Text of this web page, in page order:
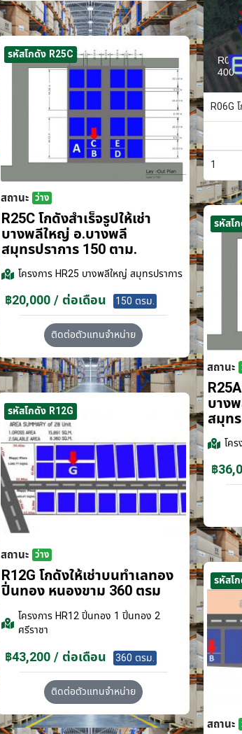
400
R06G
1
รหัสโกดัง R25C
สถานะ ว่าง
R25C โกดังสำเร็จรูปให้เช่า
บางพลีใหญ่ อ.บางพลี
สมุทรปราการ 150 ตาม.
โครงการHR25 บางพลีใหญ่ สมุทรปราการ
฿20,000 / ต่อเดือน 150 ตรม.
ติดต่อตัวแทนจำหน่าย
รหัสโ
สถานะ
บาง
สมุท
โคร
฿
รหัสโกดัง R12G
สถานะ ว่าง
R12G โกดังให้เช่าบนทำเลทอง
ปิ่นทอง หนองขาม 360 ตรม
โครงการHR12 ปิ่นทอง 1 ปิ่นทอง 2
ศรีราชา
฿43,200 / ต่อเดือน 360 ตรม.
ติดต่อตัวแทนจำหน่าย
รหัสโ
สถานะ